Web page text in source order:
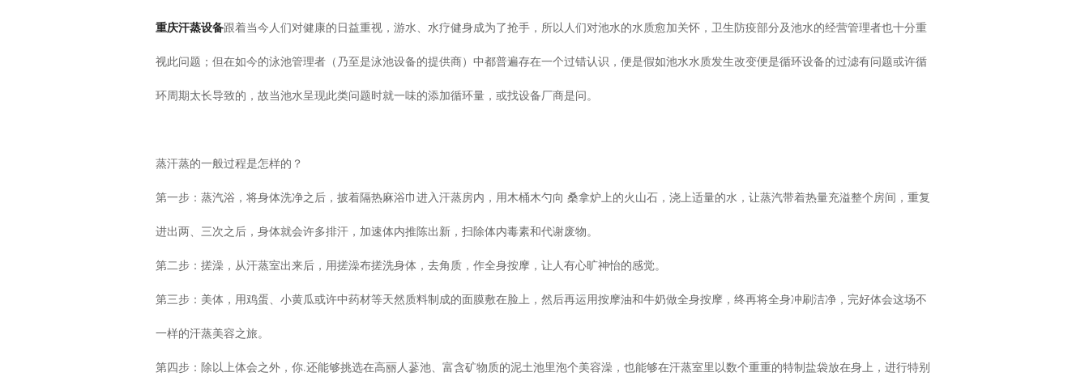
重庆汗蒸设备跟着当今人们对健康的日益重视，游水、水疗健身成为了抢手，所以人们对池水的水质愈加关怀，卫生防疫部分及池水的经营管理者也十分重
视此问题；但在如今的泳池管理者（乃至是泳池设备的提供商）中都普遍存在一个过错认识，便是假如池水水质发生改变便是循环设备的过滤有问题或许循
环周期太长导致的，故当池水呈现此类问题时就一味的添加循环量，或找设备厂商是问。
蒸汗蒸的一般过程是怎样的？
第一步：蒸汽浴，将身体洗净之后，披着隔热麻浴巾进入汗蒸房内，用木桶木勺向 桑拿炉上的火山石，浇上适量的水，让蒸汽带着热量充溢整个房间，重复
进出两、三次之后，身体就会许多排汗，加速体内推陈出新，扫除体内毒素和代谢废物。
第二步：搓澡，从汗蒸室出来后，用搓澡布搓洗身体，去角质，作全身按摩，让人有心旷神怡的感觉。
第三步：美体，用鸡蛋、小黄瓜或许中药材等天然质料制成的面膜敷在脸上，然后再运用按摩油和牛奶做全身按摩，终再将全身冲刷洁净，完好体会这场不
一样的汗蒸美容之旅。
第四步：除以上体会之外，你.还能够挑选在高丽人蔘池、富含矿物质的泥土池里泡个美容澡，也能够在汗蒸室里以数个重重的特制盐袋放在身上，进行特别